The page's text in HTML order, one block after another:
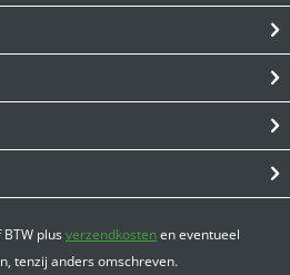
plusverzendkostenen eventueel
tenzij anders omschreven.